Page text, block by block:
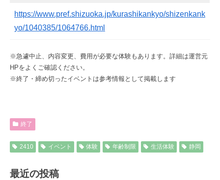
https://www.pref.shizuoka.jp/kurashikankyo/shizenkank
yo/1040385/1064766.html
※急遽中止、内容変更、費用が必要な体験もあります。詳細は運営元
HPをよくご確認ください。
※終了・締め切ったイベントは参考情報として掲載します
終了
2410 イベント 体験 年齢制限 生活体験 静岡
最近の投稿